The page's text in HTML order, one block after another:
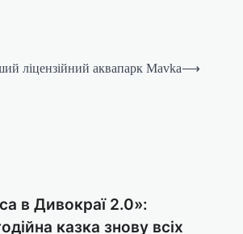
ліцензійний аквапарк Mavka⟶
в Дивокраї 2.0»:
казка знову всіх